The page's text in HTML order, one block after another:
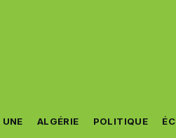
UNE ALGÉRIE POLITIQUE